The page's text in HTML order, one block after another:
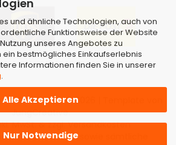
und ähnliche Technologien, auch von
Funktionsweise der Website
unseres Angebotes zu
bestmögliches Einkaufserlebnis
Informationen finden Sie in unserer
.
Alle Akzeptieren
Nur Notwendige
mit Gambio.de © 2026 | Template von
JungCreative.
MwSt. & zzgl. Versandkosten
Warenzeichen sowie sämtliche